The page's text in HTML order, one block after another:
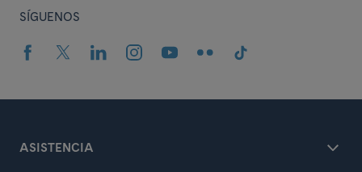
SÍGUENOS
ASISTENCIA